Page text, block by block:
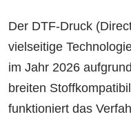
Der DTF-Druck
vielseitige
im Jahr 2026
breiten
funktioniert das